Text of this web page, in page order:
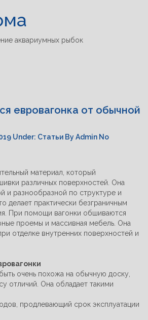
аквариумных рыбок
евровагонка от обычной
Under: Статьи ByAdmin No
материал, который
различных поверхностей. Она
и разнообразной по структуре и
делает практически безграничным
При помощи вагонки обшиваются
проемы и массивная мебель. Она
отделке внутренних поверхностей и
очень похожа на обычную доску,
отличий. Она обладает такими
продлевающий срок эксплуатации